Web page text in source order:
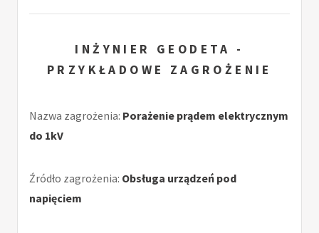
INŻYNIER GEODETA -
PRZYKŁADOWE ZAGROŻENIE
Nazwa zagrożenia: Porażenie prądem elektrycznym
do 1kV
Źródło zagrożenia: Obsługa urządzeń pod
napięciem